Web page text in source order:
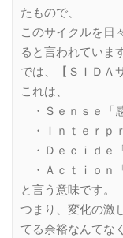
たもので、
このサイクルを日
ると言われていま
では、【ＳＩＤＡ
これは、
・Ｓｅｎｓｅ「
・Ｉｎｔｅｒｐ
・Ｄｅｃｉｄｅ
・Ａｃｔｉｏｎ
と言う意味です。
つまり、変化の激
てる余裕なんてなく